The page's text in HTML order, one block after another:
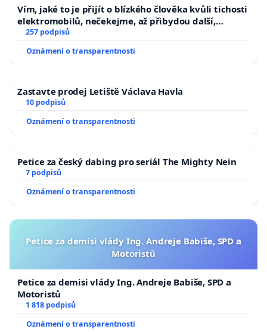
V mnoha evropských městech jsou taxi stanoviště
systematicky umisťována například:
• u železničních a autobusových nádraží
• u nemocnic
• u obchodních center
V Brně však dochází spíše k opačnému trendu, kdy
⸻
Vzhledem k výše uvedenému navrhujeme, aby
taxislužby do historického centra
2. zahájilo odbornou diskusi se zástupci taxislužeb
3. zaměřilo se na regulaci digitálních přepravních
Vím, jaké to je přijít o blízkého člověka kvůli tichosti
elektromobilů, nečekejme, až přibydou další,
zaveďme slyšitelná auta!
257 podpisů
Oznámení o transparentnosti
Zastavte prodej Letiště Václava Havla
10 podpisů
Oznámení o transparentnosti
Petice za český dabing pro seriál The Mighty Nein
7 podpisů
Oznámení o transparentnosti
Petice za demisi vlády Ing. Andreje Babiše, SPD a
Motoristů
Petice za demisi vlády Ing. Andreje Babiše, SPD a
Motoristů
1 818 podpisů
Oznámení o transparentnosti